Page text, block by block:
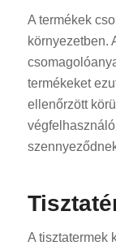
A termékek
környezetben.
termékeket
ellenőrzött
A tisztatermek